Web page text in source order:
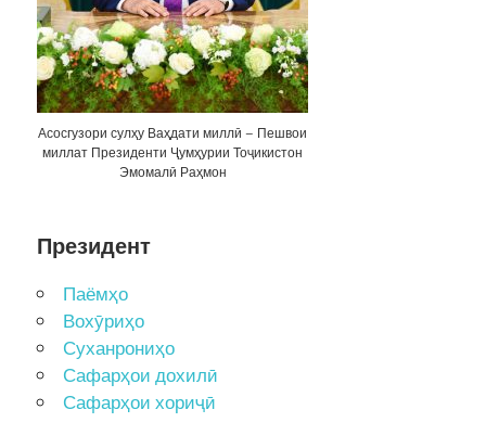
Асосгузори сулҳу Ваҳдати миллӣ – Пешвои
миллат Президенти Ҷумҳурии Тоҷикистон
Эмомалӣ Раҳмон
Президент
Паёмҳо
Вохӯриҳо
Суханрониҳо
Сафарҳои дохилӣ
Сафарҳои хориҷӣ